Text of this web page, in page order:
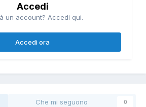
Accedi
un account? Accedi qui.
Accedi ora
Che mi seguono 0